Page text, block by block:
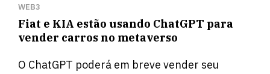
WEB3
Fiat e KIA estão usando ChatGPT para
vender carros no metaverso
O ChatGPT poderá em breve vender seu